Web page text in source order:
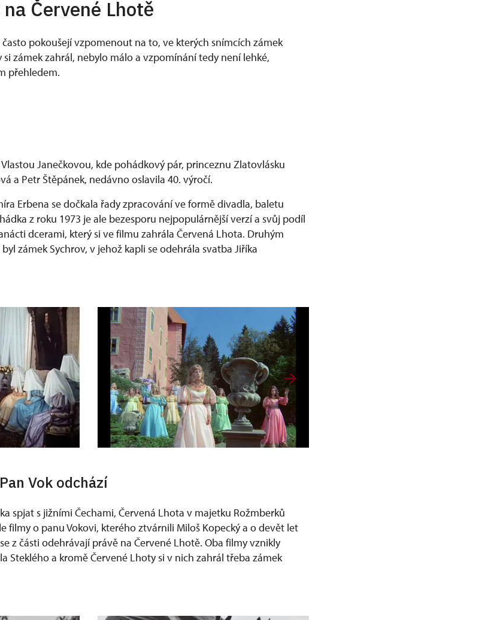
Červené Lhotě
pokoušejí vzpomenout na to, ve kterých snímcích zámek
zámek zahrál, nebylo málo a vzpomínání tedy není lehké,
přehledem.
Janečkovou, kde pohádkový pár, princeznu Zlatovlásku
a Petr Štěpánek, nedávno oslavila 40. výročí.
Erbena se dočkala řady zpracování ve formě divadla, baletu
z roku 1973 je ale bezesporu nejpopulárnější verzí a svůj podíl
dcerami, který si ve filmu zahrála Červená Lhota. Druhým
zámek Sychrov, v jehož kapli se odehrála svatba Jiříka
Vok odchází
spjat s jižními Čechami, Červená Lhota v majetku Rožmberků
filmy o panu Vokovi, kterého ztvárnili Miloš Kopecký a o devět let
z části odehrávají právě na Červené Lhotě. Oba filmy vznikly
Steklého a kromě Červené Lhoty si v nich zahrál třeba zámek